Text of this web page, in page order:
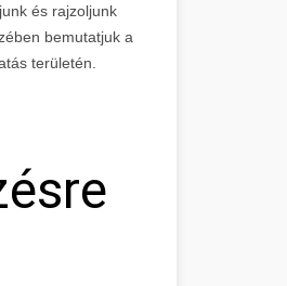
és rajzoljunk
bemutatjuk a
területén.